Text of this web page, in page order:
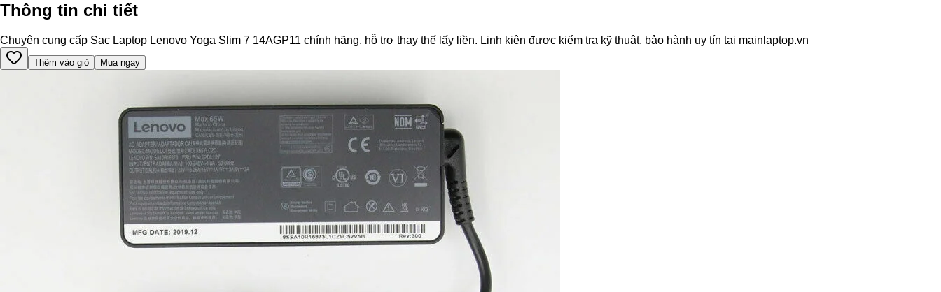
Thông tin chi tiết
Chuyên cung cấp Sạc Laptop Lenovo Yoga Slim 7 14AGP11 chính hãng, hỗ trợ thay thế lấy liền. Linh kiện được kiểm tra kỹ thuật, bảo hành uy tín tại mainlaptop.vn
Thêm vào giỏ Mua ngay